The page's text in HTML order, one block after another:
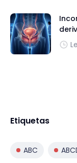
Etiquetas
ABC